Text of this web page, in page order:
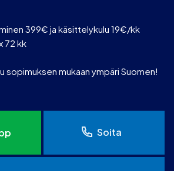
399€ ja käsittelykulu 19€/kk
72 kk
sopimuksen mukaan ympäri Suomen!
Soita